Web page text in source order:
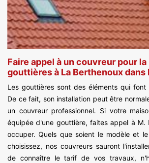
Faire appel à un couvreur pour la
gouttières à La Berthenoux
Les gouttières sont des éléments qui
De ce fait, son installation peut être
un couvreur professionnel. Si votre
équipée d'une gouttière, faites appel à M.
occuper. Quels que soient le modèle et
choisissez, nos couvreurs sauront
de connaître le tarif de vos travaux,